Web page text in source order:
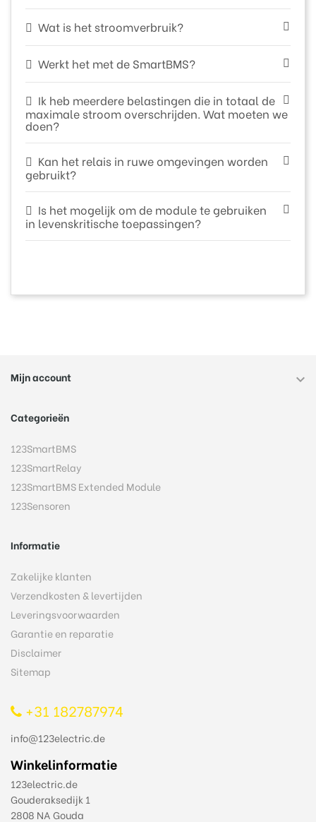
Wat is het stroomverbruik?
Werkt het met de SmartBMS?
Ik heb meerdere belastingen die in totaal de
maximale stroom overschrijden. Wat moeten we
doen?
Kan het relais in ruwe omgevingen worden
gebruikt?
Is het mogelijk om de module te gebruiken
in levenskritische toepassingen?
Mijn account 
Categorieën
123SmartBMS
123SmartRelay
123SmartBMS Extended Module
123Sensoren
Informatie
Zakelijke klanten
Verzendkosten & levertijden
Leveringsvoorwaarden
Garantie en reparatie
Disclaimer
Sitemap
+31 182787974
info@123electric.de
Winkelinformatie
123electric.de
Gouderaksedijk 1
2808 NA Gouda